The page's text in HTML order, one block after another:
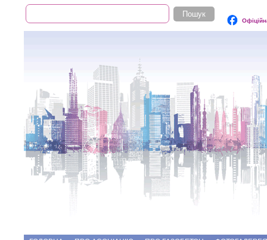
Пошукова форма
Пошук